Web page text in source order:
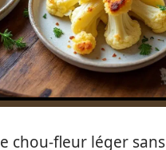
chou-fleur léger